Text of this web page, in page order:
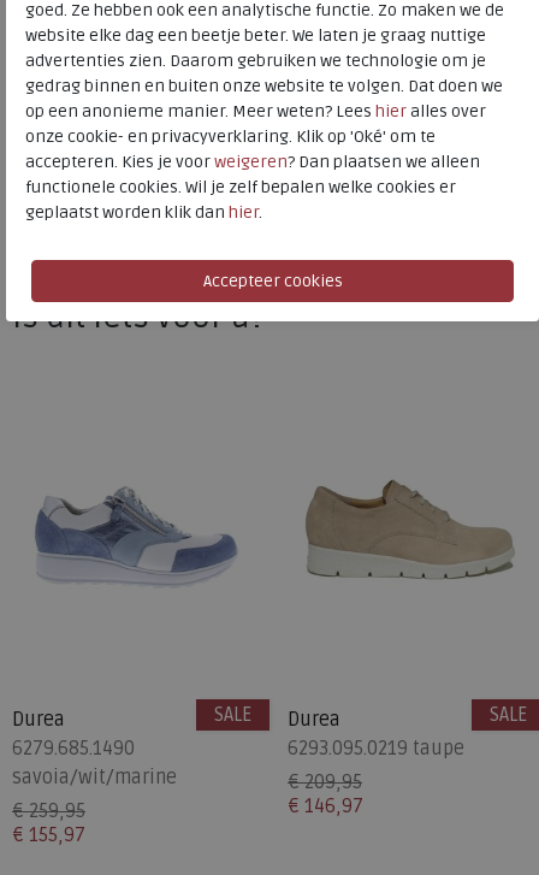
Durea
Toon alles vanDurea
Naar allesneakers / veterschoenen
Naar alleDurea sneakers / veterschoenen
Is dit iets voor u?
Durea
6279.685.1490
savoia/wit/marine
€ 259,95
€ 155,97
SALE
Durea
6293.095.0219 taupe
€ 209,95
€ 146,97
SALE
goed. Ze hebben ook een analytische functie. Zo maken we de
website elke dag een beetje beter. We laten je graag nuttige
advertenties zien. Daarom gebruiken we technologie om je
gedrag binnen en buiten onze website te volgen. Dat doen we
op een anonieme manier. Meer weten? Lees hieralles over
onze cookie- en privacyverklaring. Klik op 'Oké' om te
accepteren. Kies je voorweigeren? Dan plaatsen we alleen
functionele cookies. Wil je zelf bepalen welke cookies er
geplaatst worden klik dan hier.